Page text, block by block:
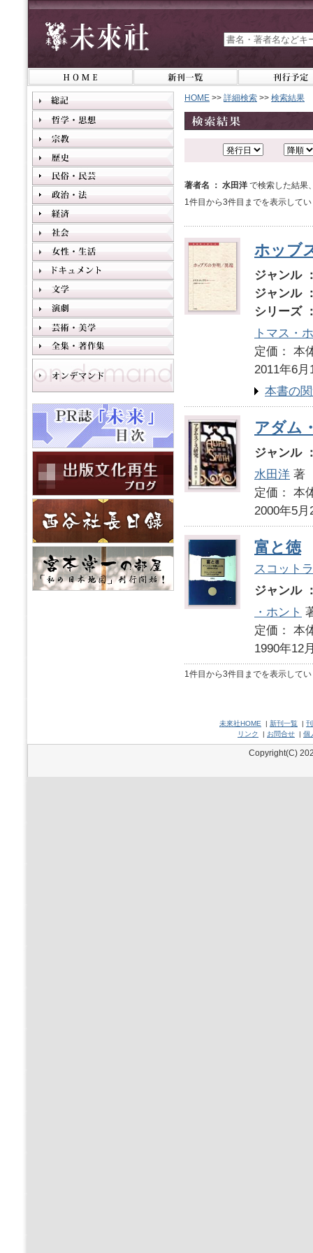
HOME >> 詳細検索 >> 検索結果
著者名 ： 水田洋 で検索した結果
1件目から3件目までを表示して
ホッブ
ジャンル
ジャンル
シリーズ
トマス・
定価：
2011年6月
本書の
アダム
ジャンル
水田洋 著
定価：
2000年5月
富と徳
スコット
ジャンル
・ホント
定価：
1990年12
1件目から3件目までを表示して
未來社HOME | 新刊一覧 |
リンク
| お問合せ | 個
Copyright(C)